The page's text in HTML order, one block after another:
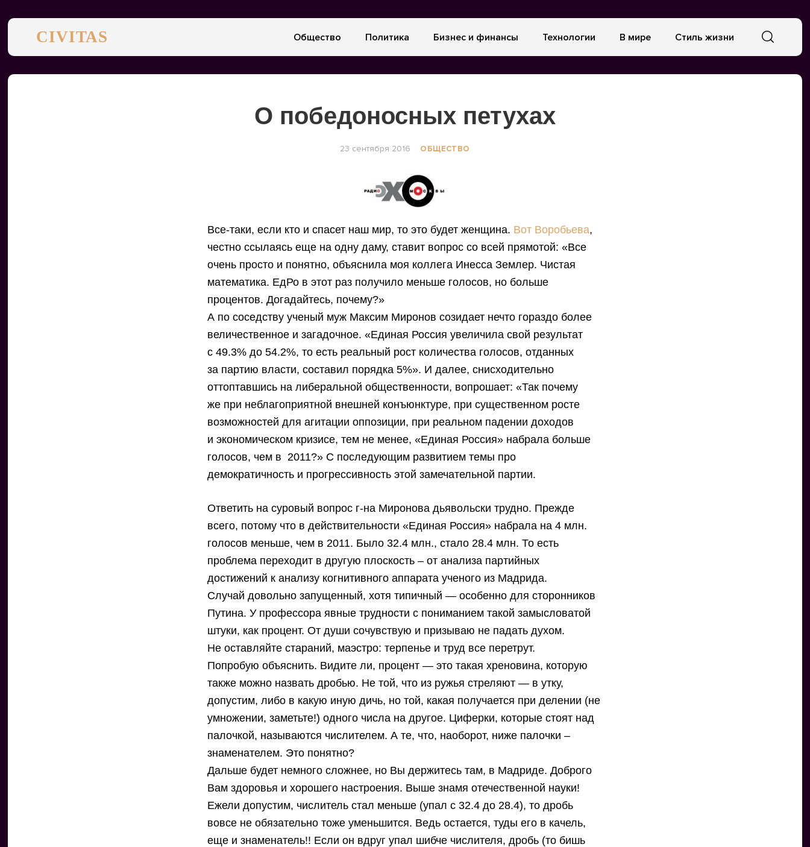
CIVITAS Общество Политика Бизнес и финансы Технологии В мире Стиль жизни
О победоносных петухах
23 сентября 2016 ОБЩЕСТВО
Все-таки, если кто и спасет наш мир, то это будет женщина. Вот Воробьева,
честно ссылаясь еще на одну даму, ставит вопрос со всей прямотой: «Все
очень просто и понятно, объяснила моя коллега Инесса Землер. Чистая
математика. ЕдРо в этот раз получило меньше голосов, но больше
процентов. Догадайтесь, почему?»
А по соседству ученый муж Максим Миронов созидает нечто гораздо более
величественное и загадочное. «Единая Россия увеличила свой результат
с 49.3% до 54.2%, то есть реальный рост количества голосов, отданных
за партию власти, составил порядка 5%». И далее, снисходительно
оттоптавшись на либеральной общественности, вопрошает: «Так почему
же при неблагоприятной внешней конъюнктуре, при существенном росте
возможностей для агитации оппозиции, при реальном падении доходов
и экономическом кризисе, тем не менее, «Единая Россия» набрала больше
голосов, чем в 2011?» С последующим развитием темы про
демократичность и прогрессивность этой замечательной партии.
Ответить на суровый вопрос г-на Миронова дьявольски трудно. Прежде
всего, потому что в действительности «Единая Россия» набрала на 4 млн.
голосов меньше, чем в 2011. Было 32.4 млн., стало 28.4 млн. То есть
проблема переходит в другую плоскость – от анализа партийных
достижений к анализу когнитивного аппарата ученого из Мадрида.
Случай довольно запущенный, хотя типичный — особенно для сторонников
Путина. У профессора явные трудности с пониманием такой замысловатой
штуки, как процент. От души сочувствую и призываю не падать духом.
Не оставляйте стараний, маэстро: терпенье и труд все перетрут.
Попробую объяснить. Видите ли, процент — это такая хреновина, которую
также можно назвать дробью. Не той, что из ружья стреляют — в утку,
допустим, либо в какую иную дичь, но той, какая получается при делении (не
умножении, заметьте!) одного числа на другое. Циферки, которые стоят над
палочкой, называются числителем. А те, что, наоборот, ниже палочки –
знаменателем. Это понятно?
Дальше будет немного сложнее, но Вы держитесь там, в Мадриде. Доброго
Вам здоровья и хорошего настроения. Выше знамя отечественной науки!
Ежели допустим, числитель стал меньше (упал с 32.4 до 28.4), то дробь
вовсе не обязательно тоже уменьшится. Ведь остается, туды его в качель,
еще и знаменатель!! Если он вдруг упал шибче числителя, дробь (то бишь